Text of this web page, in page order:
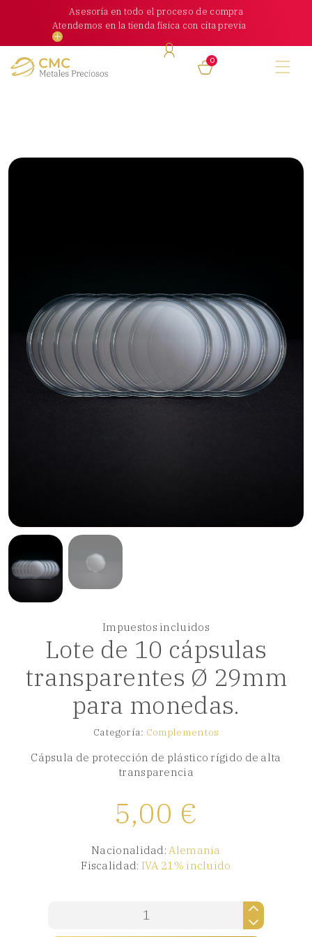
Asesoría en todo el proceso de compra
Atendemos en la tienda física con cita previa
0
Lote de 10 cápsulas
transparentes Ø 29mm
para monedas.
5,00 €
Impuestos incluidos
Nacionalidad:Alemania
Fiscalidad: IVA 21% incluido
Cápsula de protección de plástico rígido de alta
transparencia
Categoría: Complementos